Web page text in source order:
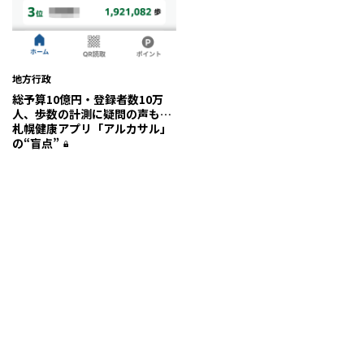
地方行政
総予算10億円・登録者数10万
人、歩数の計測に疑問の声も…
札幌健康アプリ「アルカサル」
の“盲点”